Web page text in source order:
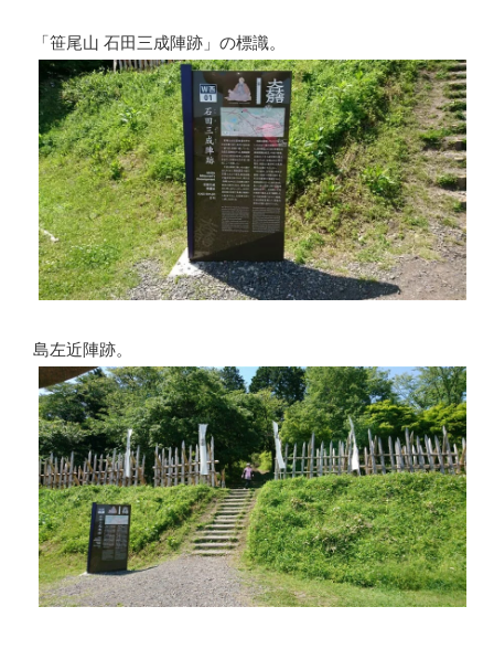
「笹尾山 石田三成陣跡」の標識。
島左近陣跡。